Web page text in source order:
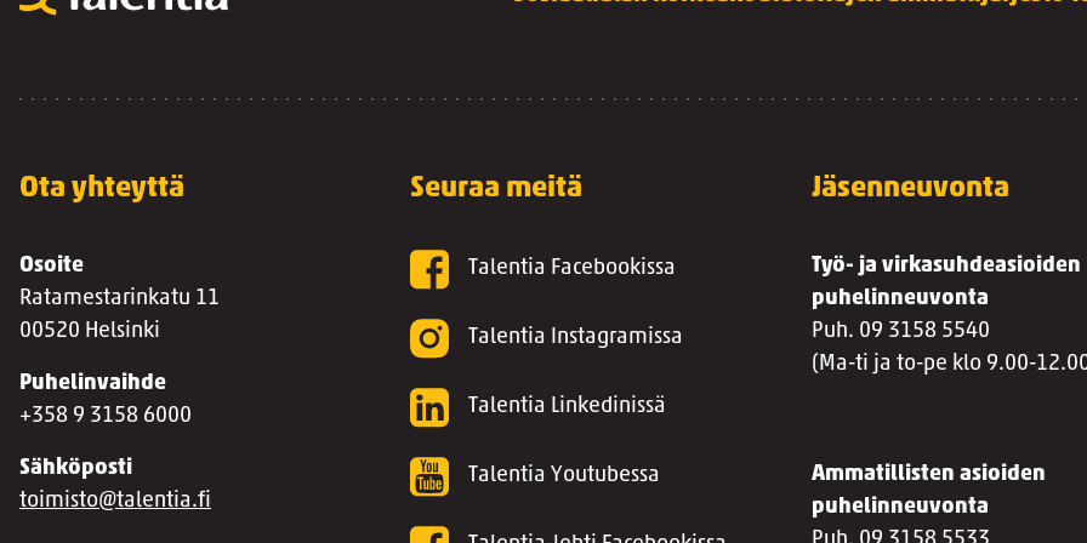
Ota yhteyttä
Osoite
Ratamestarinkatu 11
00520 Helsinki
Puhelinvaihde
+358 9 3158 6000
Sähköposti
toimisto@talentia.fi
Seuraa meitä
Talentia Facebookissa
Talentia Instagramissa
Talentia Linkedinissä
Talentia Youtubessa
Jäsenneuvonta
Työ- ja virkasuhdeasioiden
puhelinneuvonta
Puh. 09 3158 5540
(Ma-ti ja to-pe klo 9.00-
Ammatillisten asioiden
puhelinneuvonta